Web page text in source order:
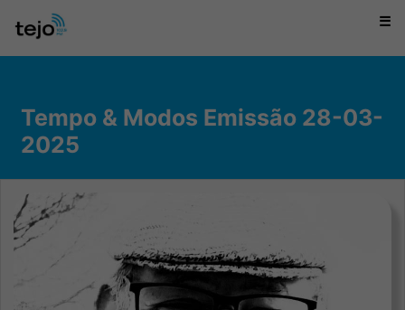
☰
Tempo & Modos Emissão 28-03-
2025